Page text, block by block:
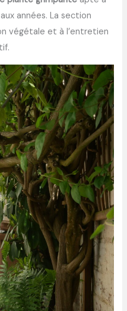
années. La section
végétale et à l’entretien